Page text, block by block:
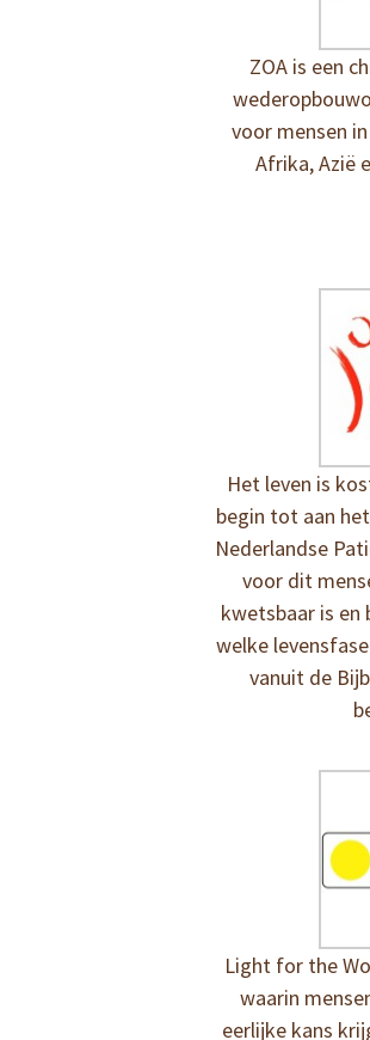
ZOA is een
voor mensen
Afrika, Azië
Het leven is
begin tot aan
Nederlandse
voor dit
kwetsbaar is en
welke
vanuit de
Light for the
waarin
eerlijke kans